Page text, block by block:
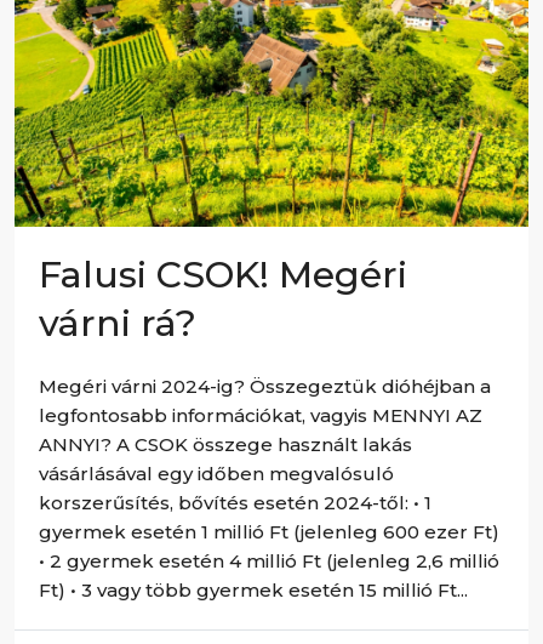
Falusi CSOK! Megéri
várni rá?
Megéri várni 2024-ig? Összegeztük dióhéjban a
legfontosabb információkat, vagyis MENNYI AZ
ANNYI? A CSOK összege használt lakás
vásárlásával egy időben megvalósuló
korszerűsítés, bővítés esetén 2024-től: • 1
gyermek esetén 1 millió Ft (jelenleg 600 ezer Ft)
• 2 gyermek esetén 4 millió Ft (jelenleg 2,6 millió
Ft) • 3 vagy több gyermek esetén 15 millió Ft...